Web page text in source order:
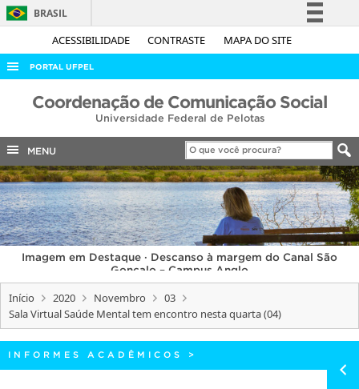
ACESSIBILIDADE CONTRASTE MAPA DO SITE
BRASIL
Simplifique!
Acesso à informação
Legislação
Canais
PORTAL UFPEL
ACESSO À INFORMAÇÃO
COBALTO
CONCURSOS
EDITAIS
INTERNACIONAL
OUVIDORIA
PORTARIAS
TELEFONES
Coordenação de Comunicação Social
Universidade Federal de Pelotas
MENU
Imagem em Destaque · Descanso à margem do Canal São
Gonçalo – Campus Anglo
Início 2020 Novembro
03
Sala Virtual Saúde Mental tem encontro nesta quarta (04)
INFORMES ACADÊMICOS >